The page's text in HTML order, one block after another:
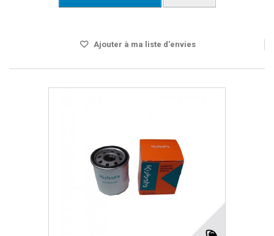
Ajouter à ma liste d'envies